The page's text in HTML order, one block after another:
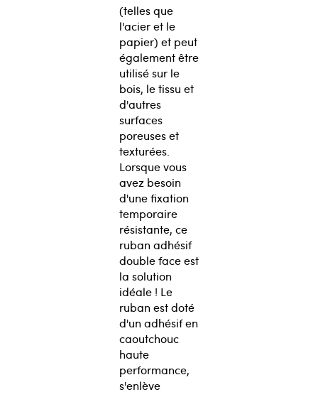
(telles que
l'acier et le
papier) et peut
également être
utilisé sur le
bois, le tissu et
d'autres
surfaces
poreuses et
texturées.
Lorsque vous
avez besoin
d'une fixation
temporaire
résistante, ce
ruban adhésif
double face est
la solution
idéale ! Le
ruban est doté
d'un adhésif en
caoutchouc
haute
performance,
s'enlève